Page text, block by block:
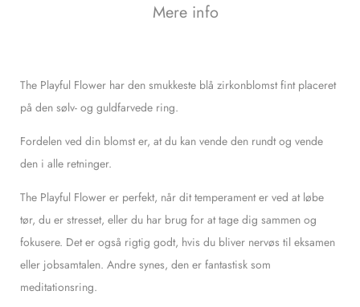
Mere info
The Playful Flower har den smukkeste blå zirkonblomst fint placeret
på den sølv- og guldfarvede ring.
Fordelen ved din blomst er, at du kan vende den rundt og vende
den i alle retninger.
The Playful Flower er perfekt, når dit temperament er ved at løbe
tør, du er stresset, eller du har brug for at tage dig sammen og
fokusere. Det er også rigtig godt, hvis du bliver nervøs til eksamen
eller jobsamtalen. Andre synes, den er fantastisk som
meditationsring.